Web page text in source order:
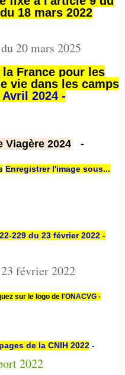
18 mars 2022
20 mars 2025
France pour les
vie dans les camps
Avril 2024 -
Viagère 2024 -
Enregistrer l'image sous...
229 du 23 février 2022 -
février 2022
sur le logo de l'ONACVG -
de la CNIH 2022 -